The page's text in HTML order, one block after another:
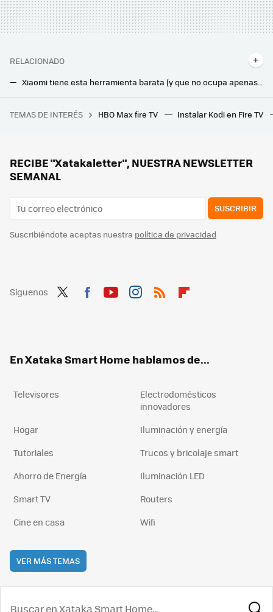
RELACIONADO
Xiaomi tiene esta herramienta barata (y que no ocupa apenas espacio) ideal para los más manitas de la casa
PcComponentes está liquidando esta tele QLED de 55 pulgadas con Ambilight y además te regala seis meses de Movistar Plus+
8 episodios y 85 millones de visualizaciones. La miniserie de Netflix que lleva 4 semanas seguidas siendo la número 1 mundial de la plataforma
TEMAS DE INTERÉS HBO Max fire TV Instalar Kodi en Fire TV
RECIBE "Xatakaletter", NUESTRA NEWSLETTER
SEMANAL
SUSCRIBIR
Suscribiéndote aceptas nuestra política de privacidad
Síguenos
En Xataka Smart Home hablamos de...
Televisores
Electrodomésticos
innovadores
Hogar
Iluminación y energía
Tutoriales
Trucos y bricolaje smart
Ahorro de Energía
Iluminación LED
Smart TV
Routers
Cine en casa
Wifi
VER MÁS TEMAS